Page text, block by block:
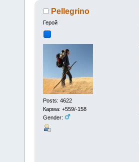
Pellegrino
Герой
Posts: 4622
Карма: +559/-158
Gender: